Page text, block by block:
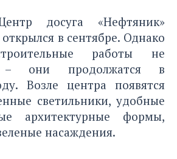
досуга «Нефтяник»
в сентябре. Однако
работы не
– они продолжатся в
Возле центра появятся
светильники, удобные
архитектурные формы,
насаждения.